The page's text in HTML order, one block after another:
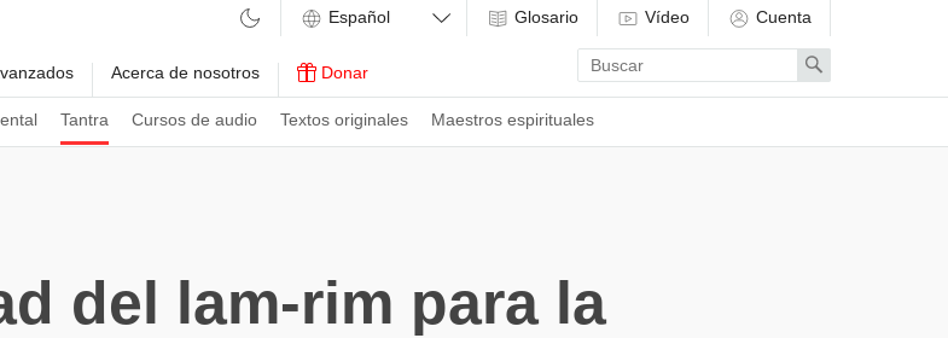
Tantra Cursos de audio Textos originales Maestros espirituales
Acerca de nosotros Donar
Glosario Vídeo Cuenta
Enter
search
term
Search
del lam-rim para la